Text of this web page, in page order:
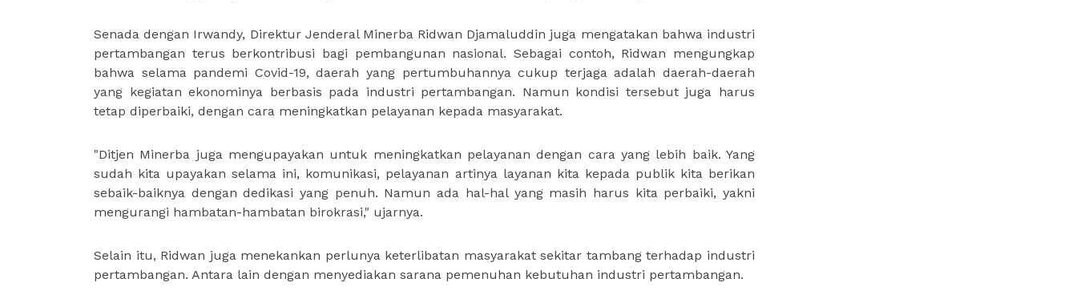
Senada dengan Irwandy, Direktur Jenderal Minerba Ridwan Djamaluddin juga mengatakan bahwa industri
pertambangan terus berkontribusi bagi pembangunan nasional. Sebagai contoh, Ridwan mengungkap
bahwa selama pandemi Covid-19, daerah yang pertumbuhannya cukup terjaga adalah daerah-daerah
yang kegiatan ekonominya berbasis pada industri pertambangan. Namun kondisi tersebut juga harus
tetap diperbaiki, dengan cara meningkatkan pelayanan kepada masyarakat.
"Ditjen Minerba juga mengupayakan untuk meningkatkan pelayanan dengan cara yang lebih baik. Yang
sudah kita upayakan selama ini, komunikasi, pelayanan artinya layanan kita kepada publik kita berikan
sebaik-baiknya dengan dedikasi yang penuh. Namun ada hal-hal yang masih harus kita perbaiki, yakni
mengurangi hambatan-hambatan birokrasi," ujarnya.
Selain itu, Ridwan juga menekankan perlunya keterlibatan masyarakat sekitar tambang terhadap industri
pertambangan. Antara lain dengan menyediakan sarana pemenuhan kebutuhan industri pertambangan.